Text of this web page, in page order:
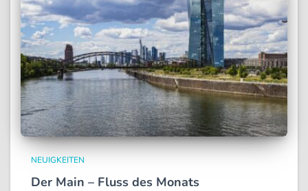
NEUIGKEITEN
Der Main – Fluss des Monats